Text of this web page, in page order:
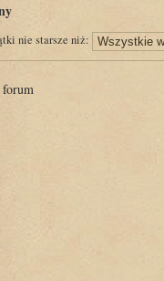
nie starsze niż: